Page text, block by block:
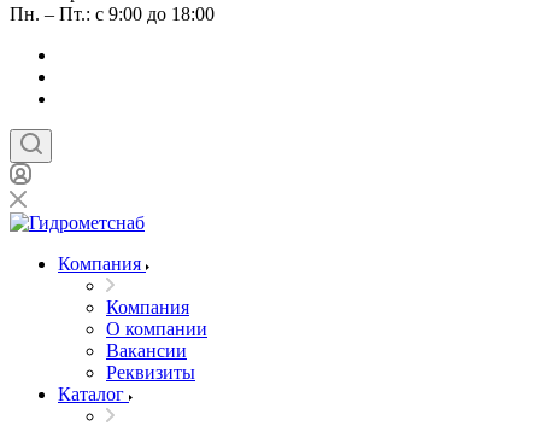
Пн. – Пт.: с 9:00 до 18:00
Компания
Компания
О компании
Вакансии
Реквизиты
Каталог